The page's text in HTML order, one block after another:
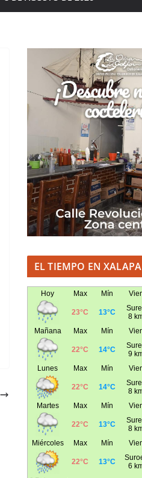
EL TIEMPO EN XALAPA